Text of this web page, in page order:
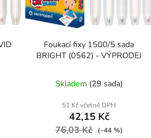
Foukací fixy 1500/5 sada
BRIGHT (0562) - VÝPRODEJ
Skladem (29 sada)
51 Kč včetně DPH
42,15 Kč
76,03 Kč (–44 %)